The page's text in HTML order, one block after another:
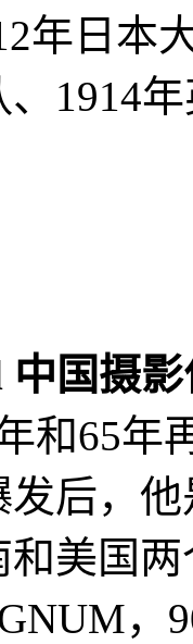
年日本
1914
国摄
和65年
发后，
美国
，